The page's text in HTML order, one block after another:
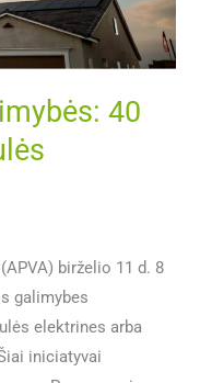
40
birželio 11 d. 8
galimybes
elektrines arba
iniciatyvai